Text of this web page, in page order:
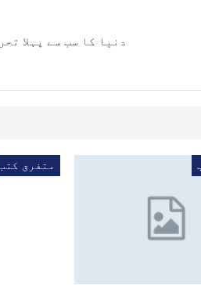
دنیا کا سب سے پہلا
متفرق